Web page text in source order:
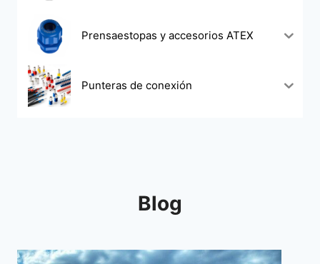
Prensaestopas y accesorios ATEX
Punteras de conexión
Blog